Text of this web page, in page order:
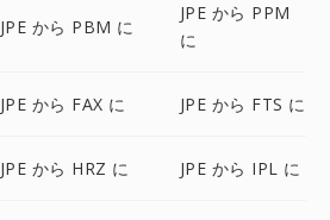
JPE から PBM に
JPE から PPM
に
JPE から FAX に JPE から FTS に
JPE から HRZ に JPE から IPL に